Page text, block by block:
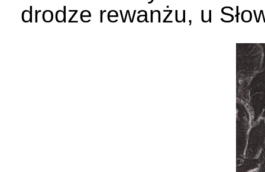
drodze rewanżu, u